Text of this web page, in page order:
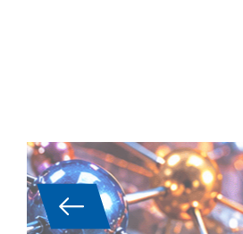
Yüksek Entropili
(HEA’lar): Termal
termofiziksel